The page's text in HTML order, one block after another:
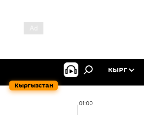
Кыргызстан
КЫРГ
01:00